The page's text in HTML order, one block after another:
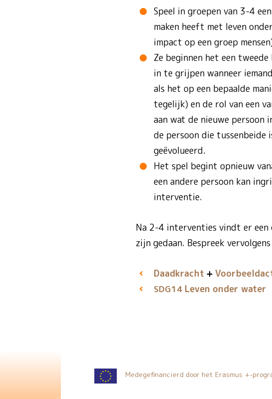
Speel in groepen van 3-4
maken heeft met leven
impact op een groep
Ze beginnen het een
in te grijpen wanneer
als het op een bepaalde
tegelijk) en de rol van een
aan wat de nieuwe
de persoon die
geëvolueerd.
Het spel begint opnieuw
een andere persoon kan
interventie.
Na 2-4 interventies vindt er een
zijn gedaan. Bespreek
Daadkracht
SDG14 Leven onder water
Medegefinancierd door het Erasmus +-